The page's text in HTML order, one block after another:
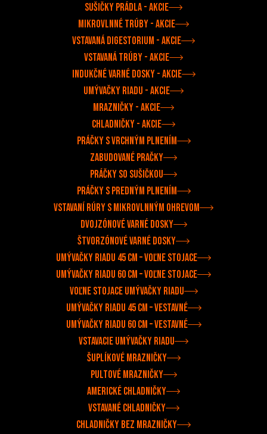
Sušičky prádla - akcie
Mikrovlnné trúby - akcie
Vstavaná digestorium - akcie
Vstavaná trúby - akcie
Indukčné varné dosky - akcie
Umývačky riadu - akcie
Mrazničky - akcie
Chladničky - akcie
Práčky s vrchným plnením
Zabudované pračky
Práčky so sušičkou
Práčky s predným plnením
Vstavaní rúry s mikrovlnným ohrevom
Dvojzónové varné dosky
Štvorzónové varné dosky
Umývačky riadu 45 cm – voľne stojace
Umývačky riadu 60 cm – voľne stojace
Voľne stojace umývačky riadu
Umývačky riadu 45 cm – vestavné
Umývačky riadu 60 cm – vestavné
Vstavacie umývačky riadu
Šuplíkové mrazničky
Pultové mrazničky
Americké chladničky
Vstavané chladničky
Chladničky bez mrazničky